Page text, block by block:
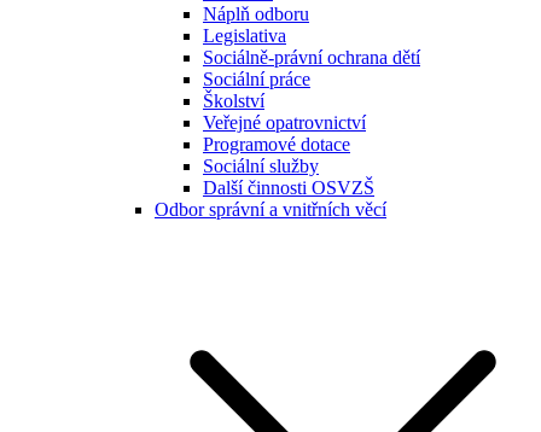
Náplň odboru
Legislativa
Sociálně-právní ochrana dětí
Sociální práce
Školství
Veřejné opatrovnictví
Programové dotace
Sociální služby
Další činnosti OSVZŠ
Odbor správní a vnitřních věcí